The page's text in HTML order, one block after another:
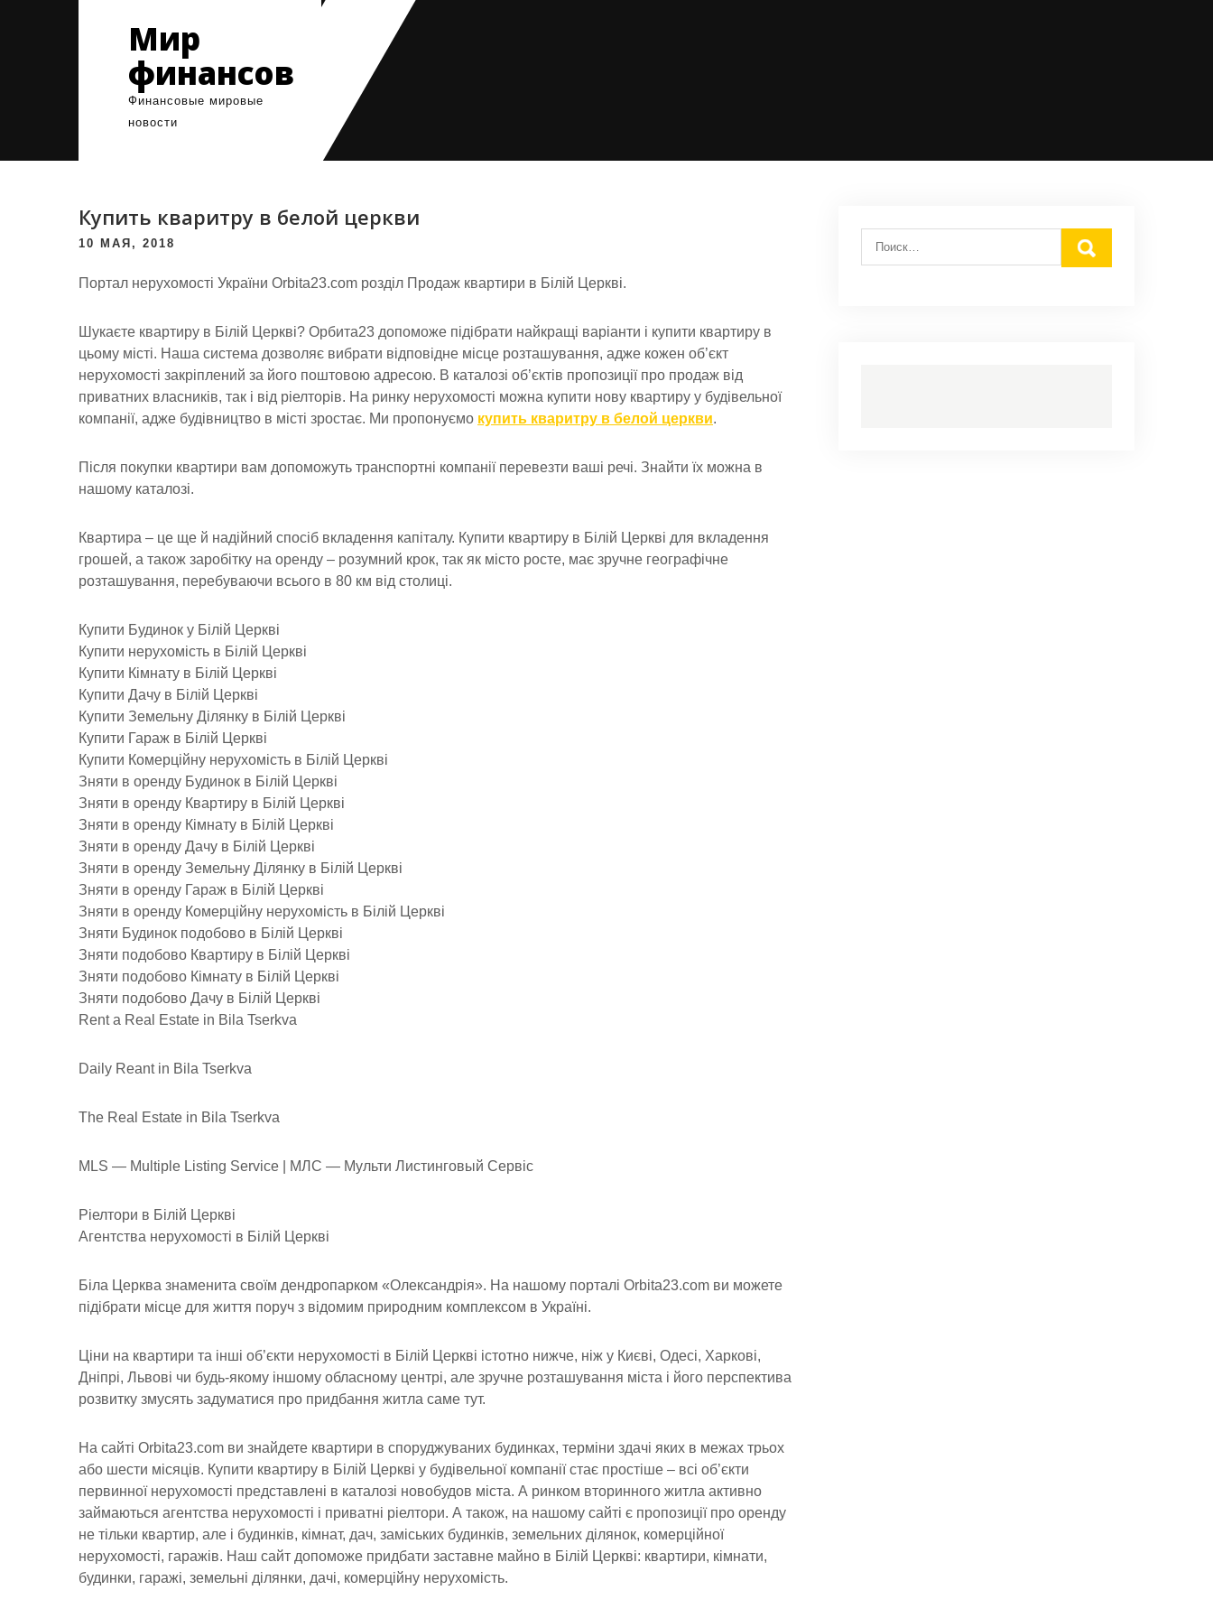
Мир
финансов
Финансовые мировые
новости
Купить кваритру в белой церкви
10 МАЯ, 2018
Портал нерухомості України Orbita23.com розділ Продаж квартири в Білій Церкві.
Шукаєте квартиру в Білій Церкві? Орбита23 допоможе підібрати найкращі варіанти і купити квартиру в
цьому місті. Наша система дозволяє вибрати відповідне місце розташування, адже кожен об’єкт
нерухомості закріплений за його поштовою адресою. В каталозі об’єктів пропозиції про продаж від
приватних власників, так і від ріелторів. На ринку нерухомості можна купити нову квартиру у будівельної
компанії, адже будівництво в місті зростає. Ми пропонуємо купить кваритру в белой церкви.
Після покупки квартири вам допоможуть транспортні компанії перевезти ваші речі. Знайти їх можна в
нашому каталозі.
Квартира – це ще й надійний спосіб вкладення капіталу. Купити квартиру в Білій Церкві для вкладення
грошей, а також заробітку на оренду – розумний крок, так як місто росте, має зручне географічне
розташування, перебуваючи всього в 80 км від столиці.
Купити Будинок у Білій Церкві
Купити нерухомість в Білій Церкві
Купити Кімнату в Білій Церкві
Купити Дачу в Білій Церкві
Купити Земельну Ділянку в Білій Церкві
Купити Гараж в Білій Церкві
Купити Комерційну нерухомість в Білій Церкві
Зняти в оренду Будинок в Білій Церкві
Зняти в оренду Квартиру в Білій Церкві
Зняти в оренду Кімнату в Білій Церкві
Зняти в оренду Дачу в Білій Церкві
Зняти в оренду Земельну Ділянку в Білій Церкві
Зняти в оренду Гараж в Білій Церкві
Зняти в оренду Комерційну нерухомість в Білій Церкві
Зняти Будинок подобово в Білій Церкві
Зняти подобово Квартиру в Білій Церкві
Зняти подобово Кімнату в Білій Церкві
Зняти подобово Дачу в Білій Церкві
Rent a Real Estate in Bila Tserkva
Daily Reant in Bila Tserkva
The Real Estate in Bila Tserkva
MLS — Multiple Listing Service | МЛС — Мульти Листинговый Сервіс
Ріелтори в Білій Церкві
Агентства нерухомості в Білій Церкві
Біла Церква знаменита своїм дендропарком «Олександрія». На нашому порталі Orbita23.com ви можете
підібрати місце для життя поруч з відомим природним комплексом в Україні.
Ціни на квартири та інші об’єкти нерухомості в Білій Церкві істотно нижче, ніж у Києві, Одесі, Харкові,
Дніпрі, Львові чи будь-якому іншому обласному центрі, але зручне розташування міста і його перспектива
розвитку змусять задуматися про придбання житла саме тут.
На сайті Orbita23.com ви знайдете квартири в споруджуваних будинках, терміни здачі яких в межах трьох
або шести місяців. Купити квартиру в Білій Церкві у будівельної компанії стає простіше – всі об’єкти
первинної нерухомості представлені в каталозі новобудов міста. А ринком вторинного житла активно
займаються агентства нерухомості і приватні ріелтори. А також, на нашому сайті є пропозиції про оренду
не тільки квартир, але і будинків, кімнат, дач, заміських будинків, земельних ділянок, комерційної
нерухомості, гаражів. Наш сайт допоможе придбати заставне майно в Білій Церкві: квартири, кімнати,
будинки, гаражі, земельні ділянки, дачі, комерційну нерухомість.